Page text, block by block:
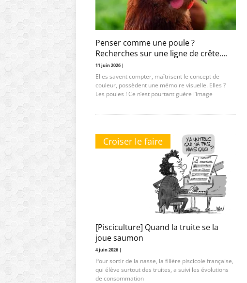
Penser comme une poule ?
Recherches sur une ligne de crête….
11 juin 2026 |
Elles savent compter, maîtrisent le concept de
couleur, possèdent une mémoire visuelle. Elles ?
Les poules ! Ce n’est pourtant guère l’image
Croiser le faire
[Pisciculture] Quand la truite se la
joue saumon
4 juin 2026 |
Pour sortir de la nasse, la filière piscicole française,
qui élève surtout des truites, a suivi les évolutions
de consommation